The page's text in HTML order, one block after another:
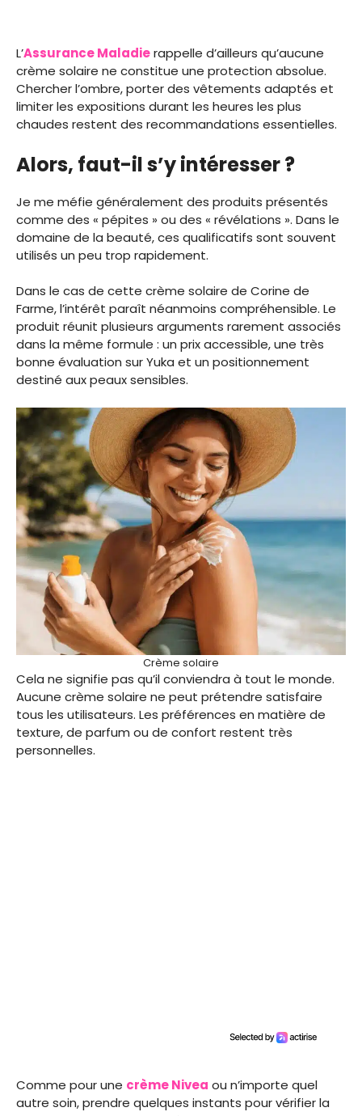
L’Assurance Maladierappelle d’ailleurs qu’aucune
crème solaire ne constitue une protection absolue.
Chercher l’ombre, porter des vêtements adaptés et
limiter les expositions durant les heures les plus
chaudes restent des recommandations essentielles.
Alors, faut-il s’y intéresser ?
Je me méfie généralement des produits présentés
comme des « pépites » ou des « révélations ». Dans le
domaine de la beauté, ces qualificatifs sont souvent
utilisés un peu trop rapidement.
Dans le cas de cette crème solaire de Corine de
Farme, l’intérêt paraît néanmoins compréhensible. Le
produit réunit plusieurs arguments rarement associés
dans la même formule : un prix accessible, une très
bonne évaluation sur Yuka et un positionnement
destiné aux peaux sensibles.
Crème solaire
Cela ne signifie pas qu’il conviendra à tout le monde.
Aucune crème solaire ne peut prétendre satisfaire
tous les utilisateurs. Les préférences en matière de
texture, de parfum ou de confort restent très
personnelles.
Comme pour une crème Nivea ou n’importe quel
autre soin, prendre quelques instants pour vérifier la